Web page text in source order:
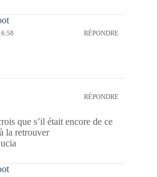
RÉPONDRE
RÉPONDRE
que s’il était encore de ce
la retrouver